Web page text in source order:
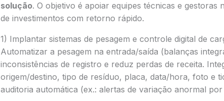
solução. O objetivo é apoiar equipes técnicas e gestoras
de investimentos com retorno rápido.
1) Implantar sistemas de pesagem e controle digital de
Automatizar a pesagem na entrada/saída (balanças
inconsistências de registro e reduz perdas de receita.
origem/destino, tipo de resíduo, placa, data/hora, foto e
auditoria automática (ex.: alertas de variação anormal